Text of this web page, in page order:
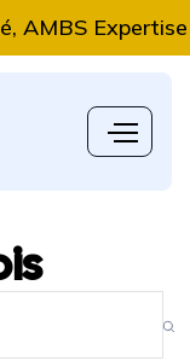
Expertise